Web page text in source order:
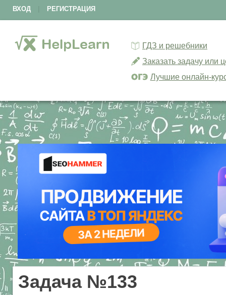
ВХОД РЕГИСТРАЦИЯ
ГДЗ и решебники
Заказать задачу или
Лучшие онлайн-
Задача №133